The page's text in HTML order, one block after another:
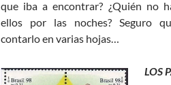
que iba a encontrar? ¿Quién no
ellos por las noches? Seguro
contarlo en varias hojas…
LOS